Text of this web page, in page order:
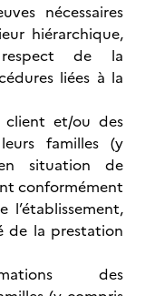
nécessaires
hiérarchique,
de la
liées à la
client et/ou des
familles (y
situation de
conformément
l’établissement,
de la prestation
des